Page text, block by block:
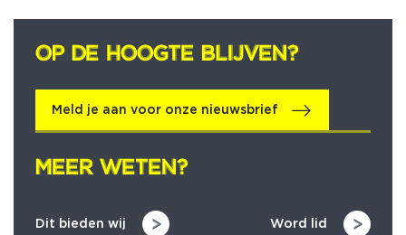
OP DE HOOGTE BLIJVEN?
OP DE HOOGTE BLIJVEN?
Meld je aan voor onze nieuwsbrief
MEER WETEN?
MEER WETEN?
Dit bieden wij Word lid